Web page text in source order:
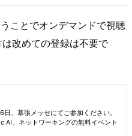
ことでオンデマンドで視聴
改めての登録は不要で